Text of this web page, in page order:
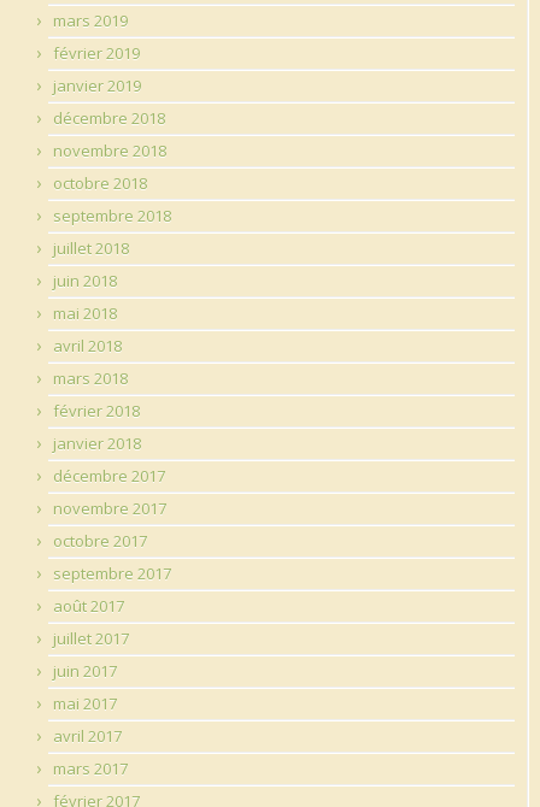
mars 2019
février 2019
janvier 2019
décembre 2018
novembre 2018
octobre 2018
septembre 2018
juillet 2018
juin 2018
mai 2018
avril 2018
mars 2018
février 2018
janvier 2018
décembre 2017
novembre 2017
octobre 2017
septembre 2017
août 2017
juillet 2017
juin 2017
mai 2017
avril 2017
mars 2017
février 2017